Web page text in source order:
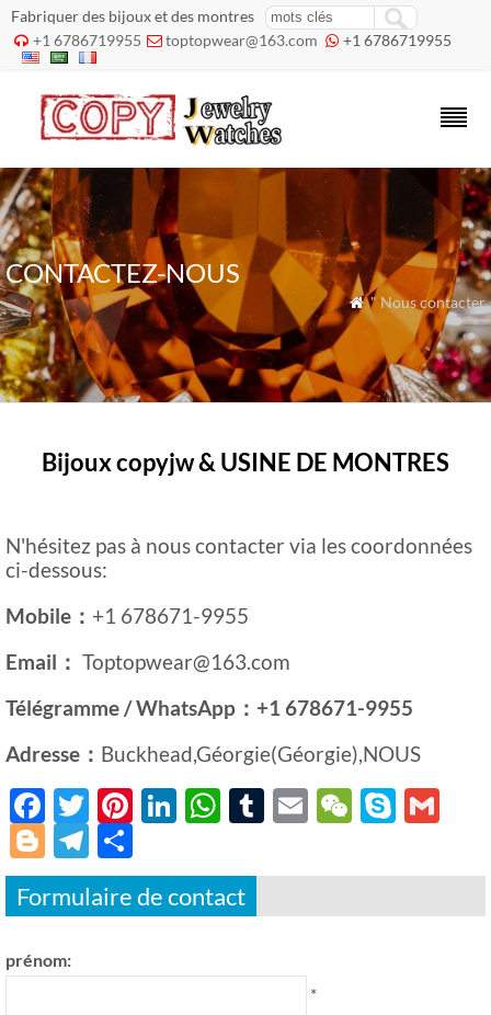
Fabriquer des bijoux et des montres
 +1 6786719955  toptopwear@163.com  +1 6786719955
CONTACTEZ-NOUS
 " Nous contacter
Bijoux copyjw & USINE DE MONTRES
N'hésitez pas à nous contacter via les coordonnées
ci-dessous:
Mobile： +1 678671-9955
Email： Toptopwear@163.com
Télégramme / WhatsApp：+1 678671-9955
Adresse： Buckhead,Géorgie(Géorgie),NOUS
Facebook
Twitter
Pinterest
LinkedIn
WhatsApp
Tumblr
EmailWeChat
Skype
BloggerTelegram
Formulaire de contact
prénom:
*